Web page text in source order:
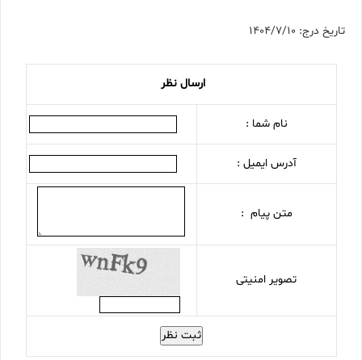
تاریخ درج: 1404/7/10
ارسال نظر
نام شما :
آدرس ایمیل :
متن پیام :
تصویر امنیتی
ثبت نظر